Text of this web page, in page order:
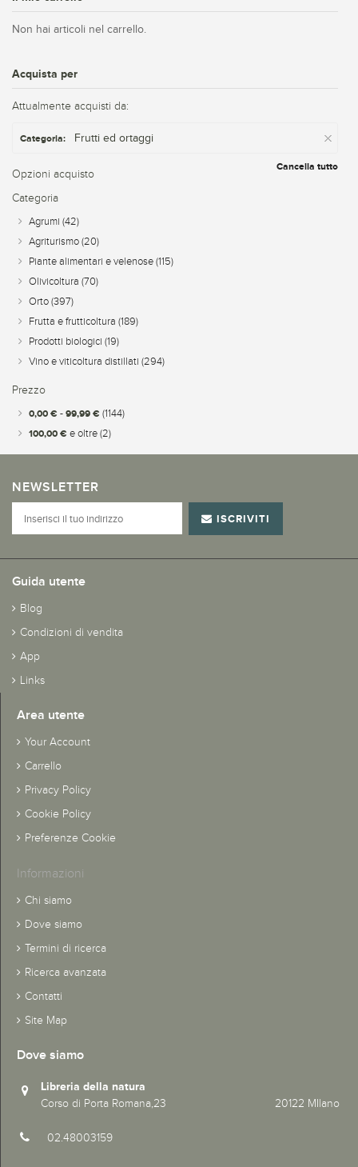
Non hai articoli nel carrello.
Acquista per
Attualmente acquisti da:
Categoria: Frutti ed ortaggi
Cancella tutto
Opzioni acquisto
Categoria
Agrumi (42)
Agriturismo (20)
Piante alimentari e velenose (115)
Olivicoltura (70)
Orto (397)
Frutta e frutticoltura (189)
Prodotti biologici (19)
Vino e viticoltura distillati (294)
Prezzo
0,00 € - 99,99 € (1144)
100,00 € e oltre (2)
NEWSLETTER
ISCRIVITI
Guida utente
Blog
Condizioni di vendita
App
Links
Area utente
Your Account
Carrello
Privacy Policy
Cookie Policy
Preferenze Cookie
Informazioni
Chi siamo
Dove siamo
Termini di ricerca
Ricerca avanzata
Contatti
Site Map
Dove siamo
Libreria della natura
Corso di Porta Romana,23 20122 MIlano
02.48003159